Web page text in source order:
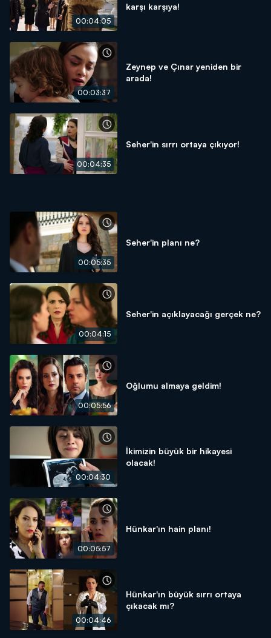
00:04:05
karşı karşıya!
00:03:37
Zeynep ve Çınar yeniden bir
arada!
00:04:35
Seher'in sırrı ortaya çıkıyor!
00:05:35
Seher'in planı ne?
00:04:15
Seher'in açıklayacağı gerçek ne?
00:05:56
Oğlumu almaya geldim!
00:04:30
İkimizin büyük bir hikayesi
olacak!
00:05:57
Hünkar'ın hain planı!
00:04:46
Hünkar'ın büyük sırrı ortaya
çıkacak mı?